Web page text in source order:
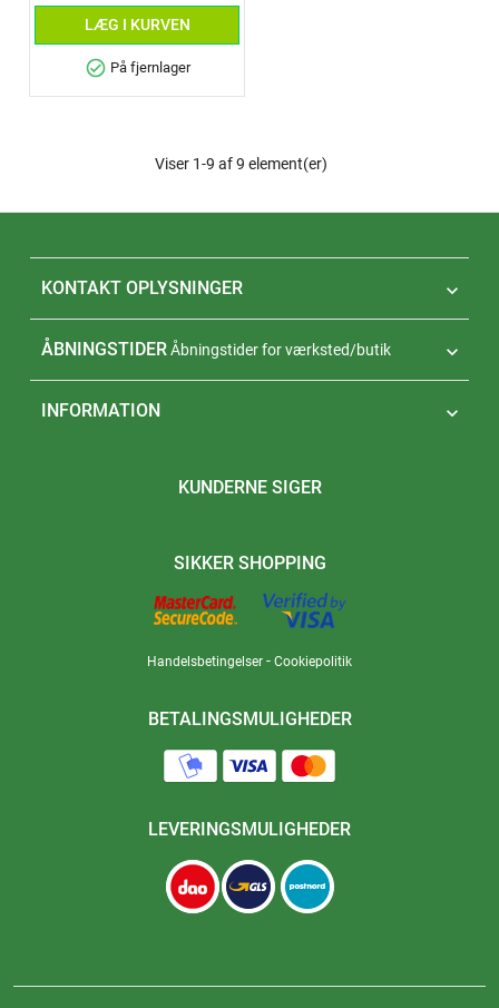
LÆG I KURVEN
check_circle På fjernlager
Viser 1-9 af 9 element(er)
KONTAKT OPLYSNINGER 
ÅBNINGSTIDER 
Åbningstider for værksted/butik
INFORMATION 
KUNDERNE SIGER
SIKKER SHOPPING
Handelsbetingelser - Cookiepolitik
BETALINGSMULIGHEDER
LEVERINGSMULIGHEDER